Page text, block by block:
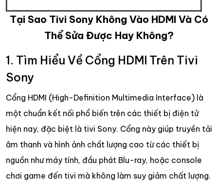
Tại Sao Tivi Sony Không Vào HDMI Và Có
Thể Sửa Được Hay Không?
1. Tìm Hiểu Về Cổng HDMI Trên Tivi
Sony
Cổng HDMI (High-Definition Multimedia Interface) là
một chuẩn kết nối phổ biến trên các thiết bị điện tử
hiện nay, đặc biệt là tivi Sony. Cổng này giúp truyền tải
âm thanh và hình ảnh chất lượng cao từ các thiết bị
nguồn như máy tính, đầu phát Blu-ray, hoặc console
chơi game đến tivi mà không làm suy giảm chất lượng.